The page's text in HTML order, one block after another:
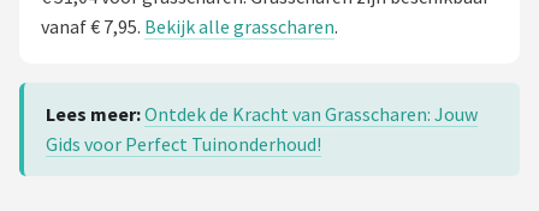
vanaf € 7,95. Bekijk alle grasscharen.
Lees meer:Ontdek de Kracht van Grasscharen: Jouw
Gids voor Perfect Tuinonderhoud!